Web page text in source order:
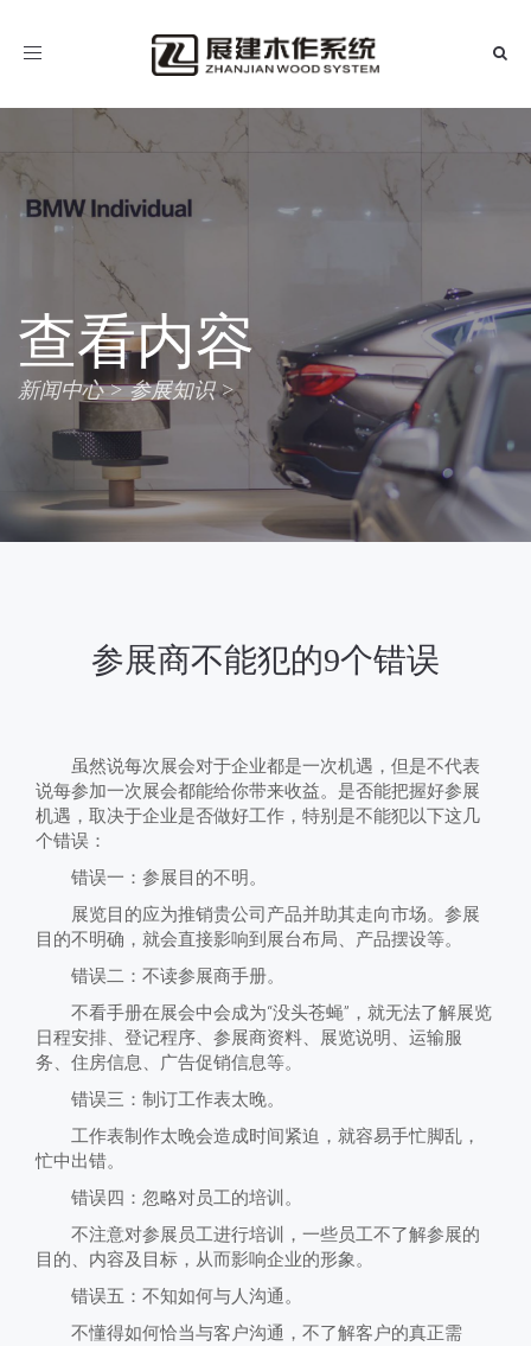
导
查看内容
新闻中心>参展知识>
参展商不能犯的9个错误
虽然说每次展会对于企业都是一次机遇，但是不代表
说每参加一次展会都能给你带来收益。是否能把握好参展
机遇，取决于企业是否做好工作，特别是不能犯以下这几
个错误：
错误一：参展目的不明。
展览目的应为推销贵公司产品并助其走向市场。参展
目的不明确，就会直接影响到展台布局、产品摆设等。
错误二：不读参展商手册。
不看手册在展会中会成为“没头苍蝇”，就无法了解展览
日程安排、登记程序、参展商资料、展览说明、运输服
务、住房信息、广告促销信息等。
错误三：制订工作表太晚。
工作表制作太晚会造成时间紧迫，就容易手忙脚乱，
忙中出错。
错误四：忽略对员工的培训。
不注意对参展员工进行培训，一些员工不了解参展的
目的、内容及目标，从而影响企业的形象。
错误五：不知如何与人沟通。
不懂得如何恰当与客户沟通，不了解客户的真正需